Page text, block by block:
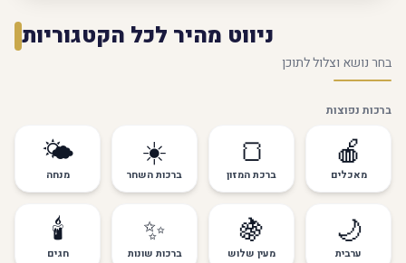
ניווט מהיר לכל הקטגוריות
בחר נושא וצלול לתוכן
ברכות נפוצות
🍎
מאכלים
🍞
ברכת המזון
☀️
ברכות השחר
🌤️
מנחה
🌙
ערבית
🍇
מעין שלוש
✨
ברכות שונות
🕯️
חגים